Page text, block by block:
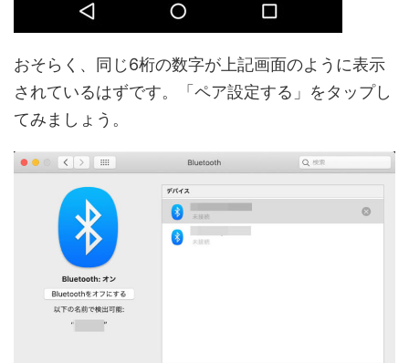
おそらく、同じ6桁の数字が上記画面のように表示
されているはずです。「ペア設定する」をタップし
てみましょう。